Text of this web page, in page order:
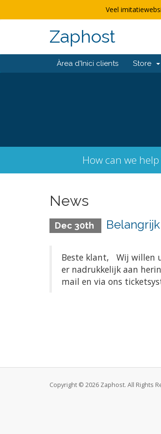
Veel
Zaphost
Àrea d'Inici clients Store
How can we
News
Dec 30th
Beste klant, Wij willen
er nadrukkelijk aan
mail en via ons
Copyright © 2026 Zaphost. All Rights